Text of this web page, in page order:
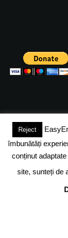
(c) 2024 -
DESPRE NOI
POLITICA DE
Reject
îmbunătăți
conținut
site, sunteți de